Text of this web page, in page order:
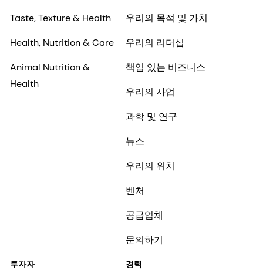
Taste, Texture & Health
Health, Nutrition & Care
Animal Nutrition &
Health
우리의 목적 및 가치
우리의 리더십
책임 있는 비즈니스
우리의 사업
과학 및 연구
뉴스
우리의 위치
벤처
공급업체
문의하기
투자자 경력